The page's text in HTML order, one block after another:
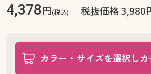
サポート
よくある質問とお問い合わせ
4,378円(税込) 税抜価格 3,980
カラー・サイズを選択し